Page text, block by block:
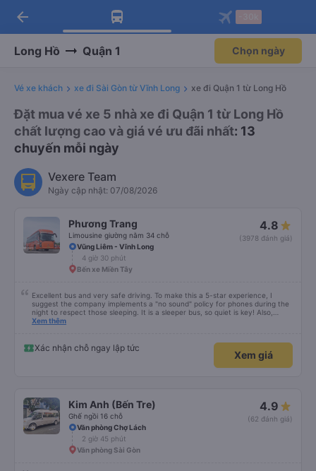
Tải app Vexere ngay!
Nhận ưu đãi thành viên độc
Mở app
Tải app Vexere
-30k/ghế khi đặt vé máy bay qua
Mở app
arrow_back
Long Hồ Quận 1 Chọn ngày
Vé xe khách xe đi Sài Gòn từ Vĩnh Long xe đi Quận 1 từ Long Hồ
Đặt mua vé xe 5 nhà xe đi Quận 1 từ Long Hồ
chất lượng cao và giá vé ưu đãi nhất: 13
chuyến mỗi ngày
Vexere Team
Ngày cập nhật: 07/08/2026
Phương Trang
Limousine giường nằm 34 chỗ
4.8
(3978 đánh giá)
Vũng Liêm - Vĩnh Long
4 giờ 30 phút
Bến xe Miền Tây
Excellent bus and very safe driving. To make this a 5-star experience, I
suggest the company implements a "no sound" policy for phones during the
night to respect those sleeping. It is a sleeper bus, so quiet is key! Also,
please display the Wi-Fi password clearly inside the cabin for convenience. I
quy định rõ ràng về việc giữ im lặng (tắt âm thanh điện thoại) vào ban đêm
để tránh làm phiền hành khách khác ngủ. Ngoài ra, nhà xe nên dán sẵn mật
khẩu Wi-Fi trong xe để hành khách dễ dàng sử dụng. Tôi vẫn sẽ tiếp tục ủng
Xem thêm
Xác nhận chỗ ngay lập tức
Xem giá
Kim Anh (Bến Tre)
Ghế ngồi 16 chỗ
4.9
(62 đánh giá)
Văn phòng Chợ Lách
2 giờ 45 phút
Văn phòng Sài Gòn